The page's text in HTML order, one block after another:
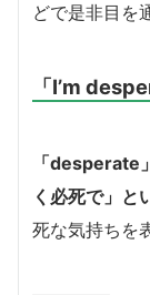
どで是非目を
「I’m
「desperate
く必死で」と
死な気持ちを